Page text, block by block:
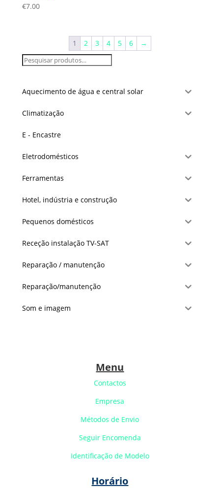
€7.00
1 2 3 4 5 6 →
Aquecimento de água e central solar
Climatização
E - Encastre
Eletrodomésticos
Ferramentas
Hotel, indústria e construção
Pequenos domésticos
Receção instalação TV-SAT
Reparação / manutenção
Reparação/manutenção
Som e imagem
Menu
Contactos
Empresa
Métodos de Envio
Seguir Encomenda
Identificação de Modelo
Horário